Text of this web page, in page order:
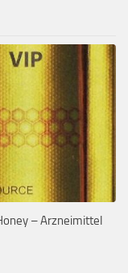
– Arzneimittel